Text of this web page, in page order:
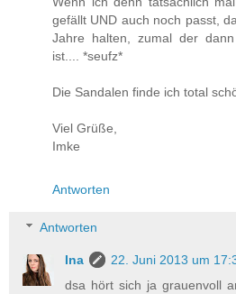
gefällt UND auch noch passt,
Jahre halten, zumal der
ist.... *seufz*
Die Sandalen finde ich total
Viel Grüße,
Imke
Antworten
Antworten
Ina
22. Juni 2013 um
dsa hört sich ja grauenvoll